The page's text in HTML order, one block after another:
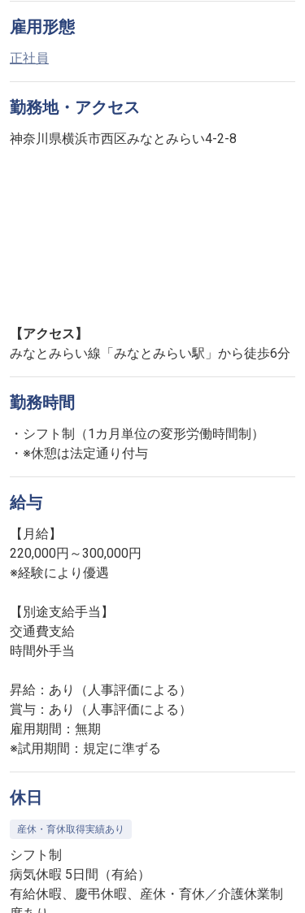
雇用形態
正社員
勤務地・アクセス
神奈川県横浜市西区みなとみらい4-2-8
【アクセス】
みなとみらい線「みなとみらい駅」から徒歩6分
勤務時間
・シフト制（1カ月単位の変形労働時間制）
・※休憩は法定通り付与
給与
【月給】
220,000円～300,000円
※経験により優遇
【別途支給手当】
交通費支給
時間外手当
昇給：あり（人事評価による）
賞与：あり（人事評価による）
雇用期間：無期
※試用期間：規定に準ずる
休日
産休・育休取得実績あり
シフト制
病気休暇 5日間（有給）
有給休暇、慶弔休暇、産休・育休／介護休業制